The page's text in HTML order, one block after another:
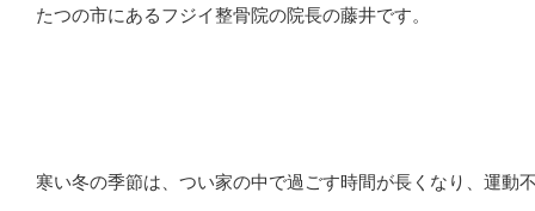
たつの市にあるフジイ整骨院の院長の藤井です。
寒い冬の季節は、つい家の中で過ごす時間が長くなり、運動